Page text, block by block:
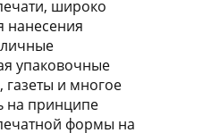
широко
нанесения
упаковочные
газеты и многое
на принципе
формы на